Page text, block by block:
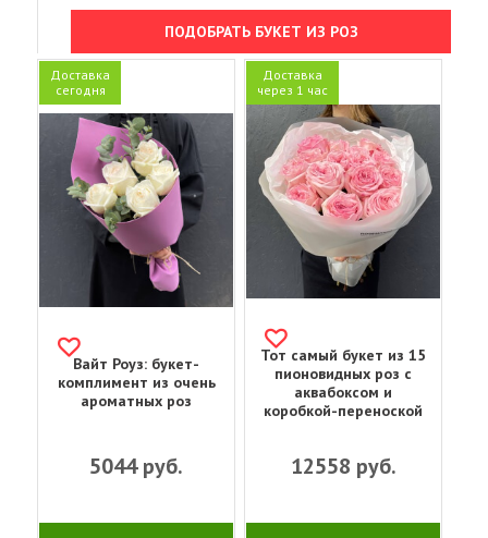
ПОДОБРАТЬ БУКЕТ ИЗ РОЗ
Доставка
сегодня
Вайт Роуз: букет-
комплимент из очень
ароматных роз
5044руб.
Доставка
через 1 час
Тот самый букет из 15
пионовидных роз с
аквабоксом и
коробкой-переноской
12558 руб.